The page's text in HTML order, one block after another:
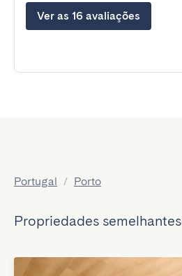
Ver as 16 avaliações
Portugal / Porto
Propriedades semelhantes